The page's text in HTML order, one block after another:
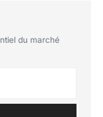
du marché